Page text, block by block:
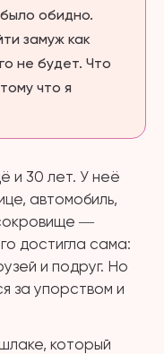
обидно.
замуж как
не будет. Что
что я
и 30 лет. У неё
автомобиль,
―
достигла сама:
и подруг. Но
за упорством и
который